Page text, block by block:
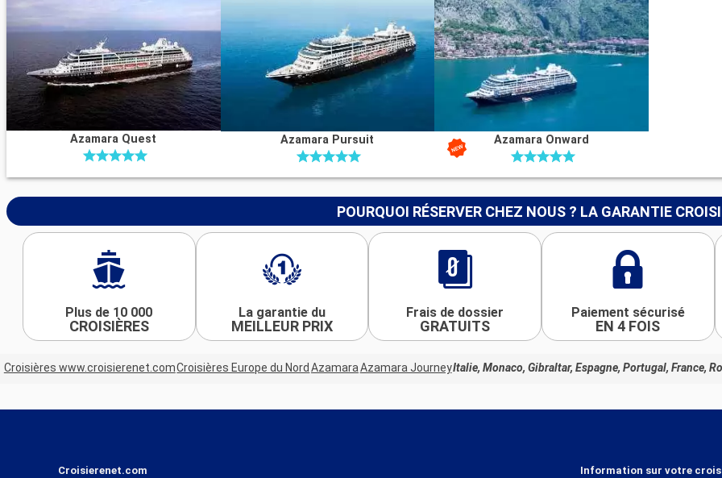
Azamara Quest Azamara Pursuit Azamara Onward
POURQUOI RÉSERVER CHEZ NOUS ? LA GARANTIE
Plus de 10 000
CROISIÈRES
La garantie du
MEILLEUR PRIX
Frais de dossier
GRATUITS
Paiement sécurisé
EN 4 FOIS
Croisières www.croisierenet.comCroisières Europe du Nord AzamaraAzamara JourneyItalie, Monaco, Gibraltar, Espagne, Portugal, France,
Croisierenet.com Information sur votre